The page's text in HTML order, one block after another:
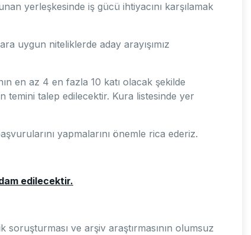
yerleşkesinde iş gücü ihtiyacını karşılamak
uygun niteliklerde aday arayışımız
en az 4 en fazla 10 katı olacak şekilde
temini talep edilecektir. Kura listesinde yer
yapmalarını önemle rica ederiz.
edilecektir.
soruşturması ve arşiv araştırmasının olumsuz